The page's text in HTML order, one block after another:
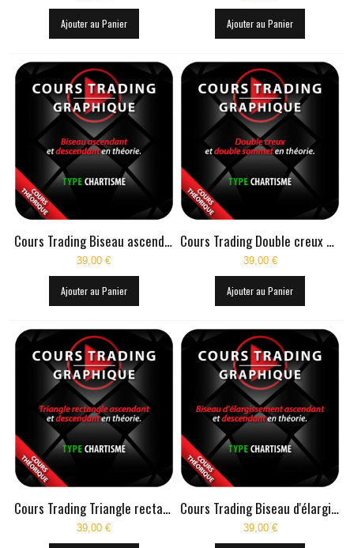
Ajouter au Panier Ajouter au Panier
Cours Trading Biseau ascendant et descendant en théorie
39,00 €
Ajouter au Panier
Cours Trading Double creux et double sommet en théorie
39,00 €
Ajouter au Panier
Cours Trading Triangle rectangle ascendant et descendant en théorie
39,00 €
Cours Trading Biseau d'élargissement ascendant et descendant en théorie
39,00 €